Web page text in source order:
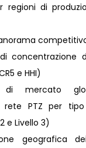
regioni di
di concentrazione
e HHI)
di mercato
rete PTZ per
e Livello 3)
geografica